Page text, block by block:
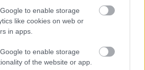
to enable storage
like cookies on web or
in apps.
to enable storage
of the website or app.
az EST Media Group módosítja
feltételeit, kibővítve a VOLT és
100 százalékos tulajdonával.
tovább